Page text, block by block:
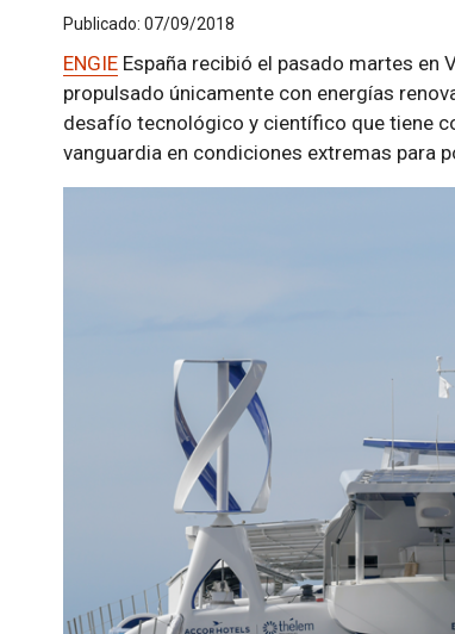
Publicado: 07/09/2018
ENGIEEspaña recibió el pasado martes en
propulsado únicamente con energías
desafío tecnológico y científico que tiene
vanguardia en condiciones extremas para